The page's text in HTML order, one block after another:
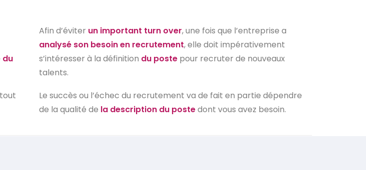
du
Afin d’éviter un important turn over, une fois que l’entreprise a
analysé son besoin en recrutement, elle doit impérativement
s’intéresser à la définition du poste pour recruter de nouveaux
talents.
Le succès ou l’échec du recrutement va de fait en partie dépendre
de la qualité de la description du postedont vous avez besoin.